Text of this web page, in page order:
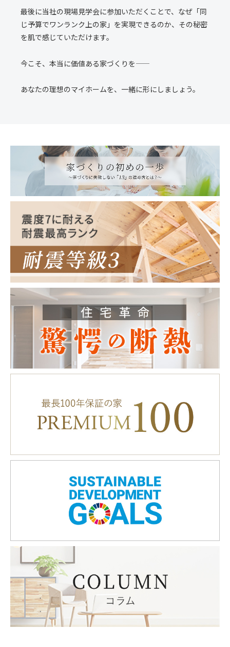
最後に当社の現場見学会に参加いただくことで、なぜ「同
じ予算でワンランク上の家」を実現できるのか、その秘密
を肌で感じていただけます。
今こそ、本当に価値ある家づくりを――
あなたの理想のマイホームを、一緒に形にしましょう。